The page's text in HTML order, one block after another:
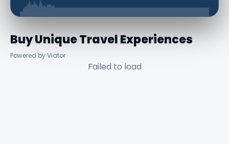
Buy Unique Travel Experiences
Powered by Viator
Failed to load